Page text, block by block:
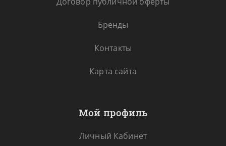
Бренды
Контакты
Карта сайта
Мой профиль
Личный Кабинет